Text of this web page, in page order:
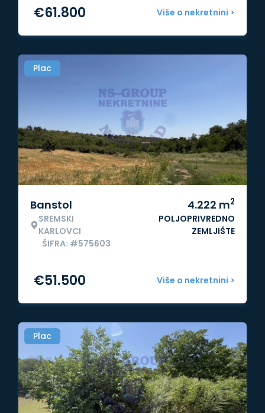
Više o nekretnini >
€61.800
Plac
Banstol
SREMSKI
KARLOVCI
ŠIFRA: #575603
4.222 m2
POLJOPRIVREDNO
ZEMLJIŠTE
Više o nekretnini >
€51.500
Plac